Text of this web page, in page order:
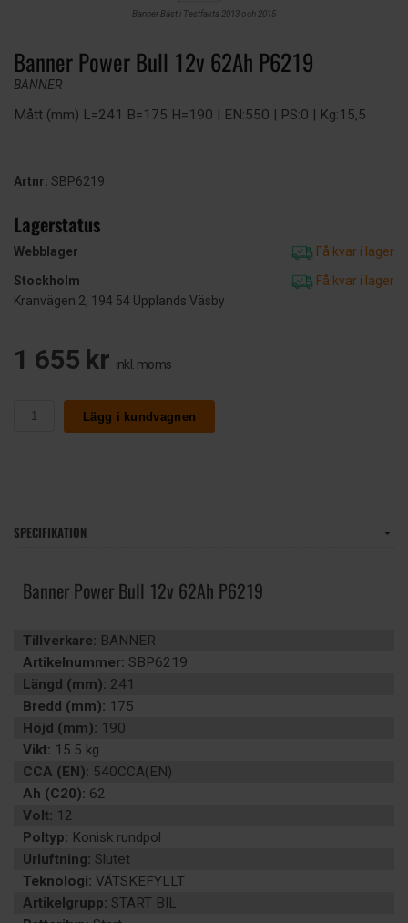
Banner Bäst i Testfakta 2013 och 2015
Banner Power Bull 12v 62Ah P6219
BANNER
Mått (mm) L=241 B=175 H=190 | EN:550 | PS:0 | Kg:15,5
Artnr: SBP6219
Lagerstatus
Webblager
Få kvar i lager
Stockholm
Få kvar i lager
Kranvägen 2, 194 54 Upplands Väsby
1 655 kr inkl. moms
Lägg i kundvagnen
SPECIFIKATION
Banner Power Bull 12v 62Ah P6219
Tillverkare: BANNER
Artikelnummer: SBP6219
Längd (mm): 241
Bredd (mm): 175
Höjd (mm): 190
Vikt: 15.5 kg
CCA (EN): 540CCA(EN)
Ah (C20): 62
Volt: 12
Poltyp: Konisk rundpol
Urluftning: Slutet
Teknologi: VÄTSKEFYLLT
Artikelgrupp: START BIL